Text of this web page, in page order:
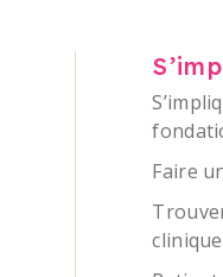
Faire
clinique